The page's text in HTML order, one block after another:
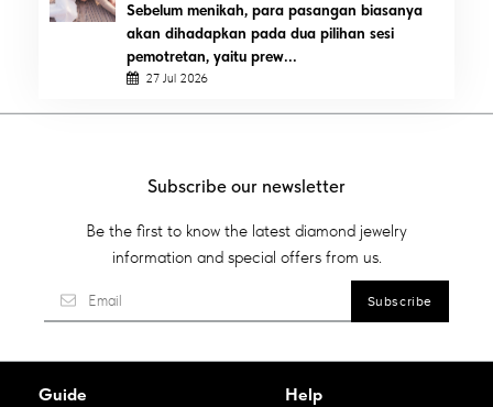
Sebelum menikah, para pasangan biasanya
akan dihadapkan pada dua pilihan sesi
pemotretan, yaitu prew...
27 Jul 2026
Subscribe our newsletter
Be the first to know the latest diamond jewelry
information and special offers from us.
Guide Help